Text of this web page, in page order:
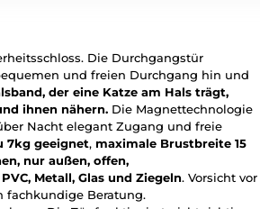
Die Durchgangstür
und freien Durchgang hin und
der eine Katze am Hals trägt,
ihnen nähern. Die Magnettechnologie
Nacht elegant Zugang und freie
7kg geeignet, maximale Brustbreite 15
nur außen, offen,
Metall, Glas und Ziegeln. Vorsicht vor
fachkundige Beratung.